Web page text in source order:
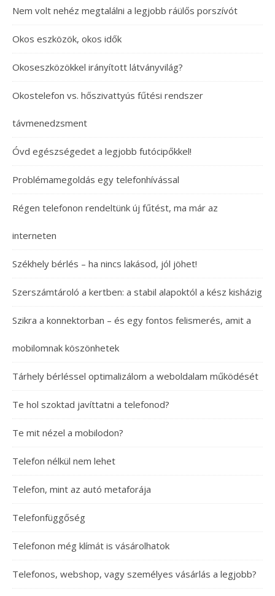
Nem volt nehéz megtalálni a legjobb ráülős porszívót
Okos eszközök, okos idők
Okoseszközökkel irányított látványvilág?
Okostelefon vs. hőszivattyús fűtési rendszer
távmenedzsment
Óvd egészségedet a legjobb futócipőkkel!
Problémamegoldás egy telefonhívással
Régen telefonon rendeltünk új fűtést, ma már az
interneten
Székhely bérlés – ha nincs lakásod, jól jöhet!
Szerszámtároló a kertben: a stabil alapoktól a kész kisházig
Szikra a konnektorban – és egy fontos felismerés, amit a
mobilomnak köszönhetek
Tárhely bérléssel optimalizálom a weboldalam működését
Te hol szoktad javíttatni a telefonod?
Te mit nézel a mobilodon?
Telefon nélkül nem lehet
Telefon, mint az autó metaforája
Telefonfüggőség
Telefonon még klímát is vásárolhatok
Telefonos, webshop, vagy személyes vásárlás a legjobb?